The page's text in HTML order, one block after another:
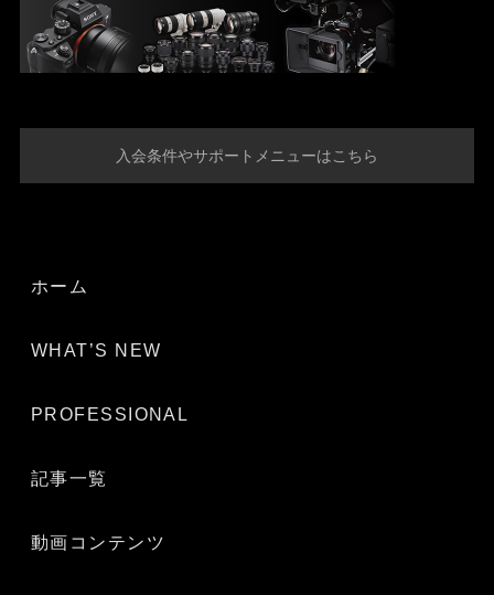
入会条件やサポートメニューはこちら
ホーム
WHAT’S NEW
PROFESSIONAL
記事一覧
動画コンテンツ